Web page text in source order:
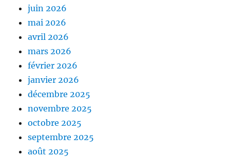
juin 2026
mai 2026
avril 2026
mars 2026
février 2026
janvier 2026
décembre 2025
novembre 2025
octobre 2025
septembre 2025
août 2025